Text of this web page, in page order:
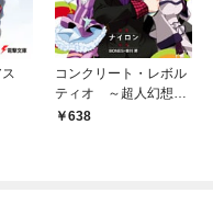
コンクリート・レボル
ティオ ～超人幻想～
(1)638